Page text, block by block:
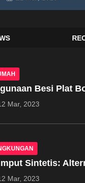
Besi Plat
Mar, 2023
Sintetis:
Mar, 2023